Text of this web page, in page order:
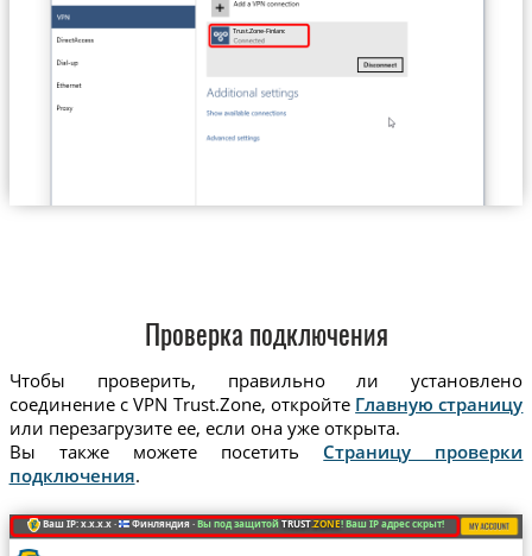
Trust.Zone-Finland
Проверка подключения
Чтобы проверить, правильно ли установлено
соединение с VPN Trust.Zone, откройте Главную страницу
или перезагрузите ее, если она уже открыта.
Вы также можете посетить Страницу проверки
подключения.
Ваш IP: x.x.x.x · Финляндия ·Вы под защитойTRUST.ZONE! Ваш IP адрес скрыт!